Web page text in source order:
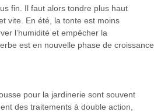
fin. Il faut alors tondre plus haut
vite. En été, la tonte est moins
l’humidité et empêcher la
est en nouvelle phase de croissance,
pour la jardinerie sont souvent
des traitements à double action,